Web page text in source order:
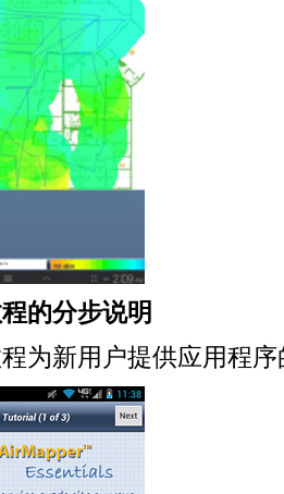
的分步说明
为新用户提供应用程